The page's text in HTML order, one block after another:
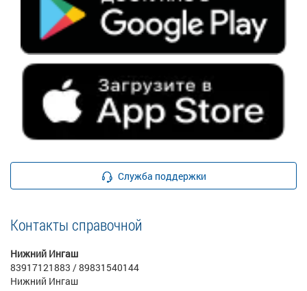
Служба поддержки
Контакты справочной
Нижний Ингаш
83917121883 / 89831540144
Нижний Ингаш